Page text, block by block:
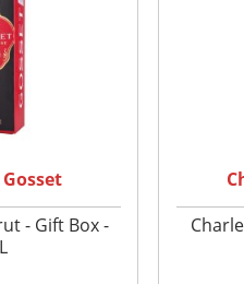
- Gift Box -